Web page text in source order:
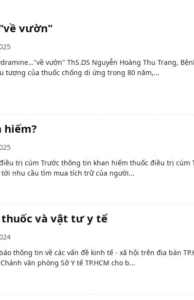
vườn"
vườn" ThS.DS Nguyễn Hoàng Thu Trang,
tượng của thuốc chống dị ứng trong 80 năm,...
hiếm?
trị cúm Trước thông tin khan hiếm thuốc điều trị cúm
nhu cầu tìm mua tích trữ của người...
thuốc và vật tư y tế
thông tin về các vấn đề kinh tế - xã hội trên địa bàn
văn phòng Sở Y tế TP.HCM cho b...